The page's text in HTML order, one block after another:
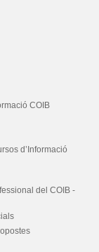
COIB
d’Informació
del COIB -